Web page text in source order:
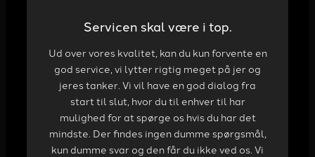
Servicen skal være i top.
Ud over vores kvalitet, kan du kun forvente en
god service, vi lytter rigtig meget på jer og
jeres tanker. Vi vil have en god dialog fra
start til slut, hvor du til enhver til har
mulighed for at spørge os hvis du har det
mindste. Der findes ingen dumme spørgsmål,
kun dumme svar og den får du ikke ved os. Vi